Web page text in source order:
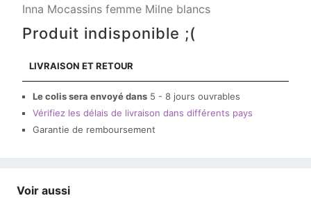
Inna Mocassins femme Milne blancs
Produit indisponible ;(
LIVRAISON ET RETOUR
Le colis sera envoyé dans 5 - 8 jours ouvrables
Vérifiez les délais de livraison dans différents pays
Garantie de remboursement
Voir aussi